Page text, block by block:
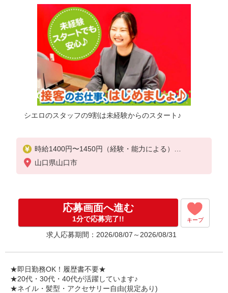
シエロのスタッフの9割は未経験からのスタート♪
時給1400円〜1450円（経験・能力による）
※残業代支給
★交通費別途支給（規定あり）
入社祝い金10万円支給(規定有)
お友達を紹介頂くと,
インセンティブ支給(規定有)
゜・。○。・゜+゜・。○。・゜+゜
山口県山口市
応募画面へ進む
1分で応募完了!! キープ
求人応募期間：2026/08/07～2026/08/31
★即日勤務OK！履歴書不要★
★20代・30代・40代が活躍しています♪
★ネイル・髪型・アクセサリー自由(規定あり)